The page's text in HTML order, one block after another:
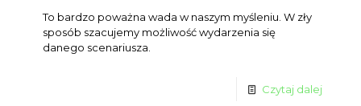
To bardzo poważna wada w naszym myśleniu. W zły
sposób szacujemy możliwość wydarzenia się
danego scenariusza.
Czytaj dalej